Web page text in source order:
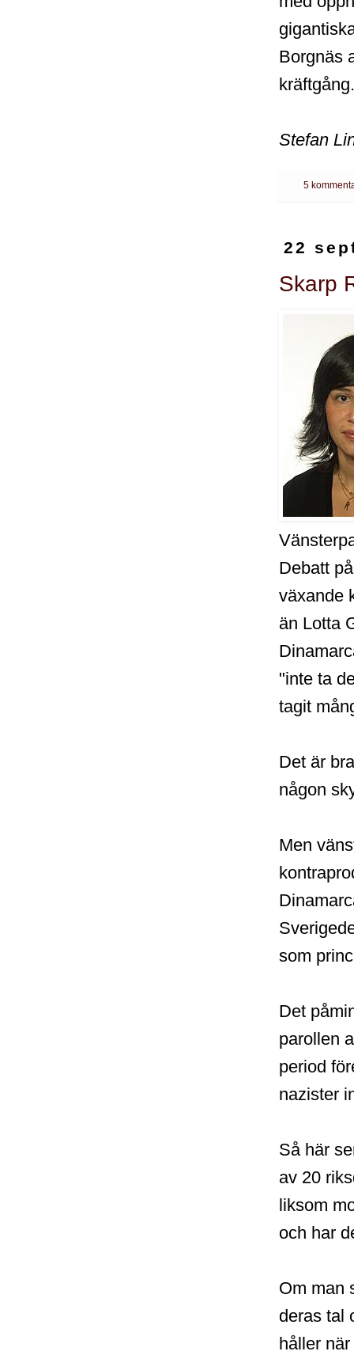
Borgnäs
kräftgång.
Stefan
5
22
Skarp
Debatt
växande
än Lotta
"inte ta
tagit
Det är
någon
Men
som
Det
parollen
period
nazister
Så här
av 20
liksom
och har
Om man
deras tal
håller